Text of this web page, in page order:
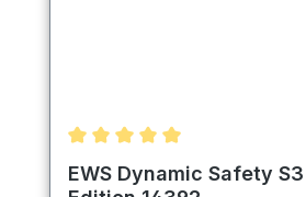
Durchschnittliche
EWS Dynamic Safety